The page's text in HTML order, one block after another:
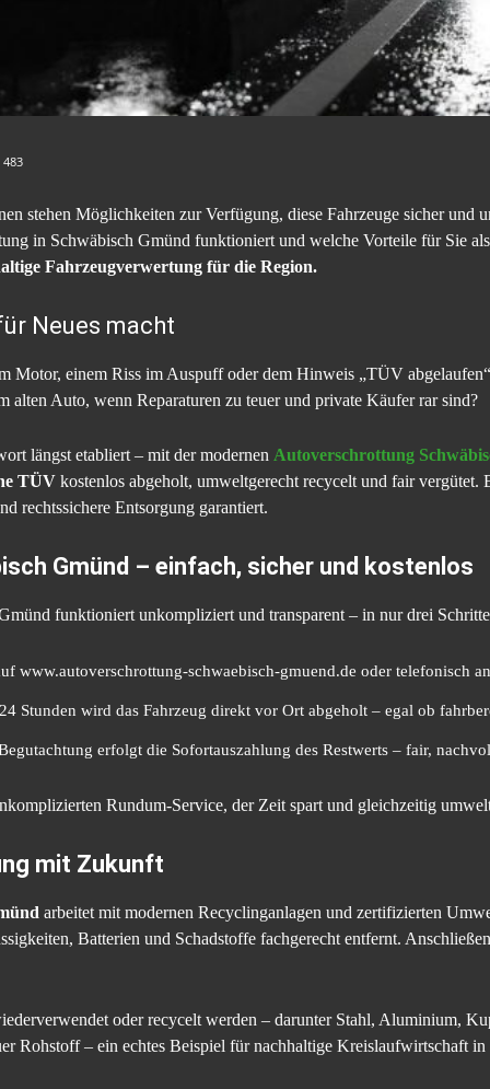
483
stehen Möglichkeiten zur Verfügung, diese Fahrzeuge sicher und
in Schwäbisch Gmünd funktioniert und welche Vorteile für Sie
Fahrzeugverwertung für die Region.
Neues macht
Motor, einem Riss im Auspuff oder dem Hinweis „TÜV
alten Auto, wenn Reparaturen zu teuer und private Käufer rar sind?
längst etabliert – mit der modernen Autoverschrottung
TÜV kostenlos abgeholt, umweltgerecht recycelt und fair vergütet.
rechtssichere Entsorgung garantiert.
Gmünd – einfach, sicher und kostenlos
funktioniert unkompliziert und transparent – in nur drei
www.autoverschrottung-schwaebisch-gmuend.de oder telefonisch
Stunden wird das Fahrzeug direkt vor Ort abgeholt – egal ob
erfolgt die Sofortauszahlung des Restwerts – fair,
Rundum-Service, der Zeit spart und gleichzeitig
mit Zukunft
arbeitet mit modernen Recyclinganlagen und zertifizierten
Batterien und Schadstoffe fachgerecht entfernt.
oder recycelt werden – darunter Stahl, Aluminium,
Rohstoff – ein echtes Beispiel für nachhaltige Kreislaufwirtschaft